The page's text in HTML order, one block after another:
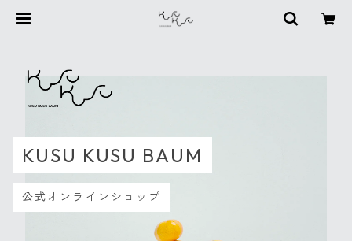
KUSU KUSU BAUM
公式オンラインショップ